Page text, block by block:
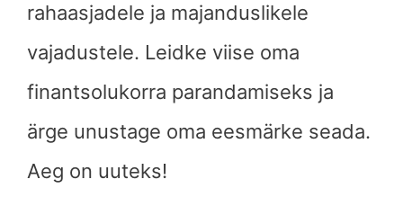
rahaasjadele ja majanduslikele
vajadustele. Leidke viise oma
finantsolukorra parandamiseks ja
ärge unustage oma eesmärke seada.
Aeg on uuteks!